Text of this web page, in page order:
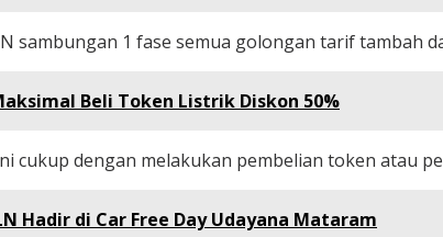
1 fase semua golongan tarif tambah
Beli Token Listrik Diskon 50%
cukup dengan melakukan pembelian token atau
Hadir di Car Free Day Udayana Mataram